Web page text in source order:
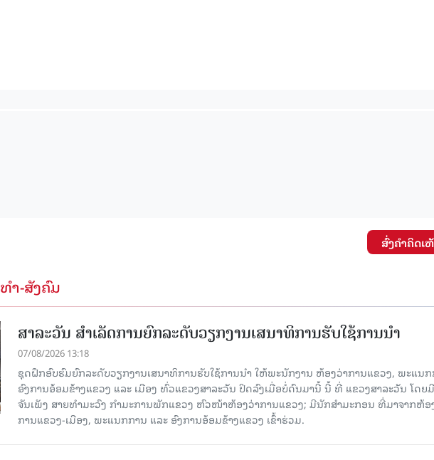
ສົ່ງຄໍາຄິດເ
ຳ-ສັງຄົມ
ສາລະວັນ ສໍາເລັດການຍົກລະດັບວຽກງານເສນາທິການຮັບໃຊ້ການນໍາ
07/08/2026 13:18
ຊຸດຝຶກອົບຮົມຍົກລະດັບວຽກງານເສນາທິການຮັບໃຊ້ການນໍາ ໃຫ້ພະນັກງານ ຫ້ອງວ່າການແຂວງ, ພະແນ
ອົງການອ້ອມຂ້າງແຂວງ ແລະ ເມືອງ ທົ່ວແຂວງສາລະວັນ ປິດລົງເມື່ອ​ບໍ່​ດົນ​ມາ​ນີ້ ນີ້ ທີ່ ແຂວງສາລະວັນ ໂດຍ​
ຈັນເພັງ ສາຍທຳມະວົງ ກຳມະການພັກແຂວງ ຫົວໜ້າຫ້ອງວ່າການແຂວງ; ມີນັກສຳມະກອນ ທີ່ມາຈາກຫ້ອ
ການແຂວງ-ເມືອງ, ພະແນກການ ແລະ ອົງການອ້ອມຂ້າງແຂວງ ເຂົ້າຮ່ວມ.